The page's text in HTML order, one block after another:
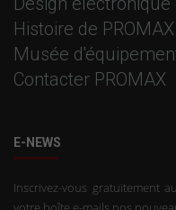
Histoire de PROMAX
Musée
Contacter PROMAX
E-NEWS
Inscrivez-vous gratuitement